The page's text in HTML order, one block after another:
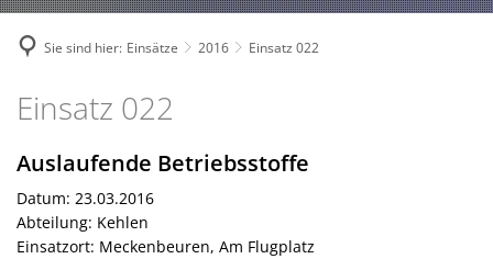
Mitglied werden
Sie sind hier: Einsätze 2016 Einsatz 022
Einsatz
022
Einsatz 022
Auslaufende Betriebsstoffe
Datum: 23.03.2016
Abteilung: Kehlen
Einsatzort: Meckenbeuren, Am Flugplatz